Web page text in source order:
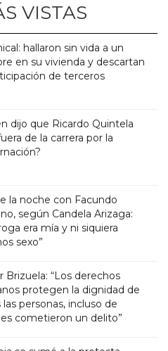
VISTAS
hallaron sin vida a un
en su vivienda y descartan
de terceros
dijo que Ricardo Quintela
de la carrera por la
la noche con Facundo
según Candela Arizaga:
era mía y ni siquiera
sexo”
Brizuela: “Los derechos
protegen la dignidad de
personas, incluso de
cometieron un delito”